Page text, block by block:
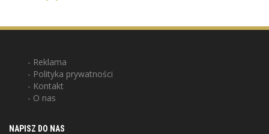
Reklama
Polityka prywatności
Kontakt
O nas
NAPISZ DO NAS